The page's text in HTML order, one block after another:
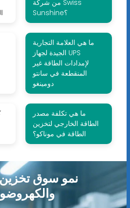
من شركة Swiss
Sunshine؟
ما هي العلامة التجارية
الجيدة لجهاز UPS
لإمدادات الطاقة غير
المنقطعة في سانتو
دومينغو
ما هي تكلفة مصدر
الطاقة الخارجي لتخزين
الطاقة في موناكو؟
نمو سوق